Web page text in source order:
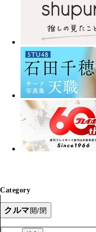
Category
クルマ開/閉